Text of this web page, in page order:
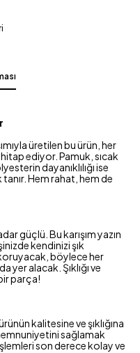
üretilen bu ürün, her
ediyor. Pamuk, sıcak
dayanıklılığı ise
Hem rahat, hem de
güçlü. Bu karışım yazın
kendinizi şık
böylece her
yer alacak. Şıklığı ve
parça!
kalitesine ve şıklığına
sağlamak
son derece kolay ve